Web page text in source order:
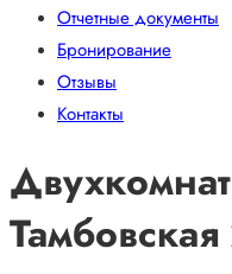
Отчетные документы
Бронирование
Отзывы
Контакты
Тамбовская